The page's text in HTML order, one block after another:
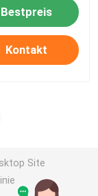
Bestpreis
Kontakt
Site